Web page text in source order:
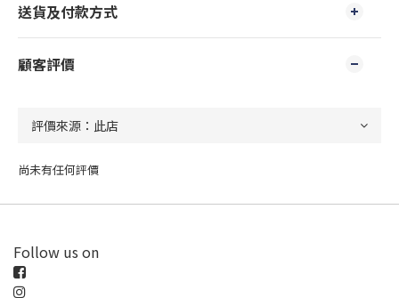
送貨及付款方式
顧客評價
尚未有任何評價
Follow us on